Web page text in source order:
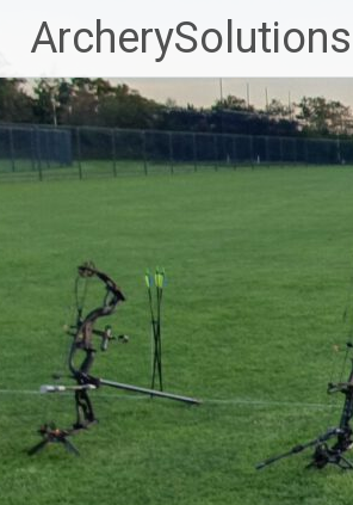
inhoud
springen